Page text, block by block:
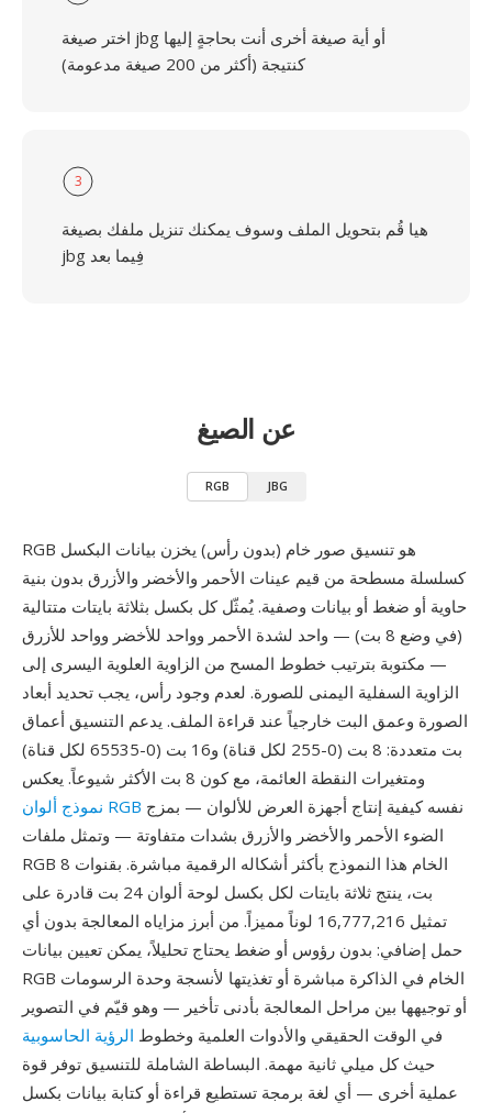
اختر صيغة jbg أو أية صيغة أخرى أنت بحاجةٍ إليها
كنتيجة (أكثر من 200 صيغة مدعومة)
3
هيا قُم بتحويل الملف وسوف يمكنك تنزيل ملفك بصيغة
jbg فِيما بعد
عن الصيغ
RGB JBG
RGB هو تنسيق صور خام (بدون رأس) يخزن بيانات البكسل
كسلسلة مسطحة من قيم عينات الأحمر والأخضر والأزرق بدون بنية
حاوية أو ضغط أو بيانات وصفية. يُمثّل كل بكسل بثلاثة بايتات متتالية
(في وضع 8 بت) — واحد لشدة الأحمر وواحد للأخضر وواحد للأزرق
— مكتوبة بترتيب خطوط المسح من الزاوية العلوية اليسرى إلى
الزاوية السفلية اليمنى للصورة. لعدم وجود رأس، يجب تحديد أبعاد
الصورة وعمق البت خارجياً عند قراءة الملف. يدعم التنسيق أعماق
بت متعددة: 8 بت (0-255 لكل قناة) و16 بت (0-65535 لكل قناة)
ومتغيرات النقطة العائمة، مع كون 8 بت الأكثر شيوعاً. يعكس
نموذج ألوان RGB
الضوء الأحمر والأخضر والأزرق بشدات متفاوتة — وتمثل ملفات
RGB الخام هذا النموذج بأكثر أشكاله الرقمية مباشرة. بقنوات 8
بت، ينتج ثلاثة بايتات لكل بكسل لوحة ألوان 24 بت قادرة على
تمثيل 16,777,216 لوناً مميزاً. من أبرز مزاياه المعالجة بدون أي
حمل إضافي: بدون رؤوس أو ضغط يحتاج تحليلاً، يمكن تعيين بيانات
RGB الخام في الذاكرة مباشرة أو تغذيتها لأنسجة وحدة الرسومات
أو توجيهها بين مراحل المعالجة بأدنى تأخير — وهو قيّم في التصوير
في الوقت الحقيقي والأدوات العلمية وخطوط الرؤية الحاسوبية
حيث كل ميلي ثانية مهمة. البساطة الشاملة للتنسيق توفر قوة
عملية أخرى — أي لغة برمجة تستطيع قراءة أو كتابة بيانات بكسل